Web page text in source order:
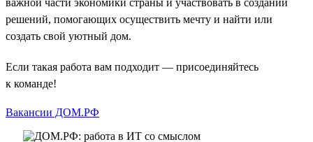
решений, помогающих осуществить мечту и найти или
создать свой уютный дом.
Если такая работа вам подходит — присоединяйтесь
к команде!
Вакансии ДОМ.РФ